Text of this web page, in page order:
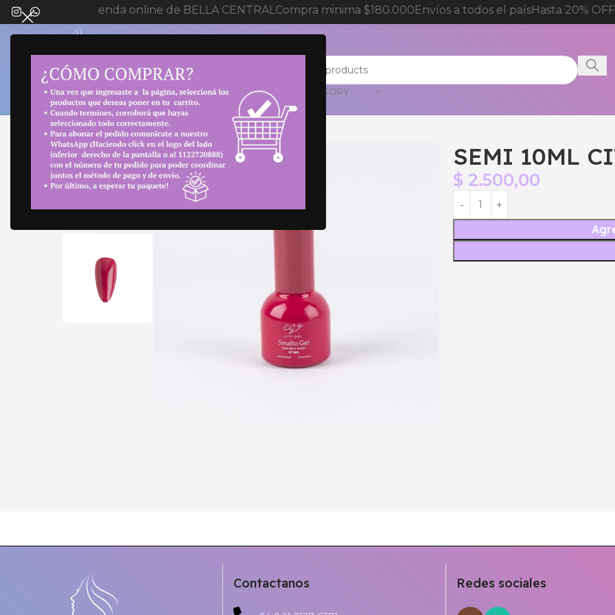
Bienvenida a tienda online de BELLA CENTRALCompra minima $180.000Envíos a todos el paísHasta 20% OFF
SELECT CATEGORY
Inicio Uñas Esmalte SEMI 10ML CITY GIRL #83
SEMI 10ML
$ 2.500,00
Contactanos Redes sociales